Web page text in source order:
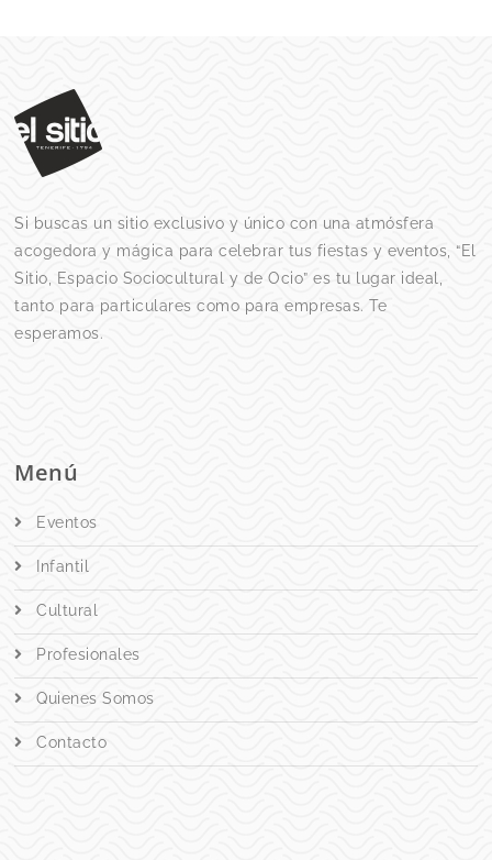
Si buscas un sitio exclusivo y único con una atmósfera
acogedora y mágica para celebrar tus fiestas y eventos, “El
Sitio, Espacio Sociocultural y de Ocio” es tu lugar ideal,
tanto para particulares como para empresas. Te
esperamos.
Menú
Eventos
Infantil
Cultural
Profesionales
Quienes Somos
Contacto